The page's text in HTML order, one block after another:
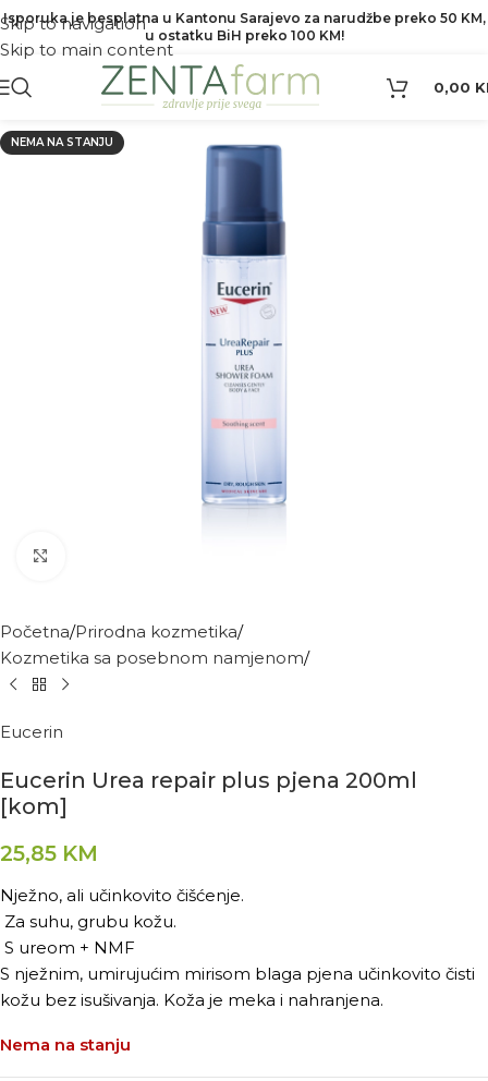
Skip to navigation
Skip to main content
Isporuka je besplatna u Kantonu Sarajevo za narudžbe preko 50 KM,
u ostatku BiH preko 100 KM!
0,00
NEMA NA STANJU
Početna Prirodna kozmetika
Kozmetika sa posebnom namjenom
Eucerin
Eucerin Urea repair plus pjena 200ml
[kom]
25,85 KM
Nježno, ali učinkovito čišćenje.
Za suhu, grubu kožu.
S ureom + NMF
S nježnim, umirujućim mirisom blaga pjena učinkovito čisti
kožu bez isušivanja. Koža je meka i nahranjena.
Nema na stanju